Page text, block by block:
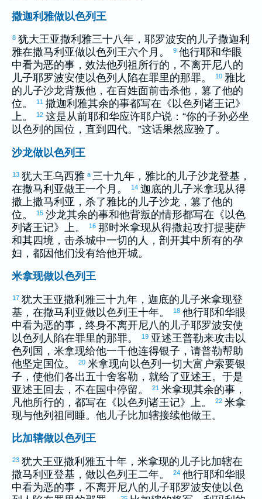
撒迦利雅做以色列王
8 犹大王亚撒利雅三十八年， 耶罗波安的儿子撒迦利
雅在撒马利亚做以色列 王六个月。 9 他行耶和华眼
中看为恶的事，效法他列祖所行的，不离开尼八的
儿子耶罗波安使以色列 人陷在罪里的那罪。 10 雅比
的儿子沙龙背叛他，在百姓面前击杀他，篡了他的
位。
11 撒迦利雅其余的事都写在《以色列 诸王记》
上。
12 这是从前耶和华应许耶户说：“你的子孙必坐
以色列 的国位，直到四代。”这话果然应验了。
沙龙做以色列王
13 犹大王乌西雅 a 三十九年， 雅比的儿子沙龙登基，
在撒马利亚做王一个月。 14 迦底的儿子米拿现从得
撒 上撒马利亚 ，杀了雅比的儿子沙龙 ，篡了他的
位。
15 沙龙其余的事和他背叛的情形都写在《 以色
列 诸王记》上。 16 那时米拿现从得撒起攻打提斐萨
和其四境，击杀城中一切的人，剖开其中所有的孕
妇，都因他们没有给他开城。
米拿现做以色列王
17 犹大王亚撒利雅三十九年， 迦底的儿子米拿现登
基，在撒马利亚做 以色列 王十年。 18 他行耶和华眼
中看为恶的事，终身不离开尼八 的儿子耶罗波安使
以色列 人陷在罪里的那罪。 19 亚述王普勒来攻击以
色列 国， 米拿现给他一千他连得银子，请普勒帮助
他坚定国位。
20 米拿现向 以色列 一切大富户索要银
子，使他们各出五十舍客勒，就给了亚述王。于是
亚述王回去，不在国中停留。 21 米拿现其余的事，
凡他所行的，都写在《 以色列 诸王记》上。 22 米拿
现与他列祖同睡。他儿子 比加辖接续他做王。
比加辖做以色列王
23 犹大王亚撒利雅五十年， 米拿现的儿子 比加辖在
撒马利亚登基，做 以色列 王二年。 24 他行耶和华眼
中看为恶的事，不离开尼八 的儿子耶罗波安使 以色